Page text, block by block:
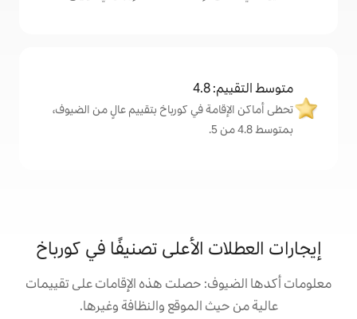
في كورباخ بتقييم عالٍ من الضيوف،
الأعلى تصنيفًا في كورباخ
حصلت هذه الإقامات على تقييمات
الموقع والنظافة وغيرها.